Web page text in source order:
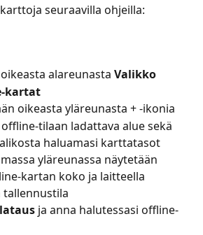
seuraavilla ohjeilla:
alareunasta Valikko
kartat
oikeasta yläreunasta + -ikonia
tilaan ladattava alue sekä
haluamasi karttatasot
yläreunassa näytetään
kartan koko ja laitteella
tallennustila
ja anna halutessasi offline-